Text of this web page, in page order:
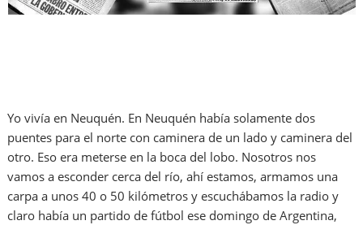
Yo vivía en Neuquén. En Neuquén había solamente dos
puentes para el norte con caminera de un lado y caminera del
otro. Eso era meterse en la boca del lobo. Nosotros nos
vamos a esconder cerca del río, ahí estamos, armamos una
carpa a unos 40 o 50 kilómetros y escuchábamos la radio y
claro había un partido de fútbol ese domingo de Argentina,